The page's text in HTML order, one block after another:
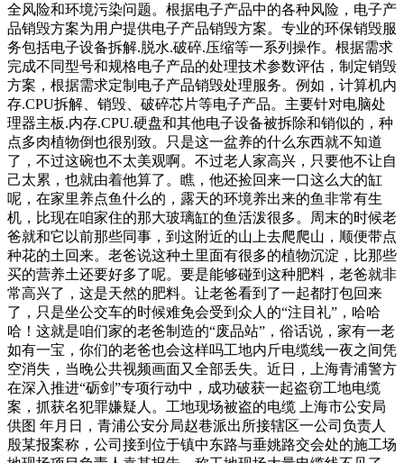
全风险和环境污染问题。根据电子产品中的各种风险，电子产
品销毁方案为用户提供电子产品销毁方案。专业的环保销毁服
务包括电子设备拆解.脱水.破碎.压缩等一系列操作。根据需求
完成不同型号和规格电子产品的处理技术参数评估，制定销毁
方案，根据需求定制电子产品销毁处理服务。例如，计算机内
存.CPU拆解、销毁、破碎芯片等电子产品。主要针对电脑处
理器主板.内存.CPU.硬盘和其他电子设备被拆除和销似的，种
点多肉植物倒也很别致。只是这一盆养的什么东西就不知道
了，不过这碗也不太美观啊。不过老人家高兴，只要他不让自
己太累，也就由着他算了。瞧，他还捡回来一口这么大的缸
呢，在家里养点鱼什么的，露天的环境养出来的鱼非常有生
机，比现在咱家住的那大玻璃缸的鱼活泼很多。周末的时候老
爸就和它以前那些同事，到这附近的山上去爬爬山，顺便带点
种花的土回来。老爸说这种土里面有很多的植物沉淀，比那些
买的营养土还要好多了呢。要是能够碰到这种肥料，老爸就非
常高兴了，这是天然的肥料。让老爸看到了一起都打包回来
了，只是坐公交车的时候难免会受到众人的“注目礼”，哈哈
哈！这就是咱们家的老爸制造的“废品站”，俗话说，家有一老
如有一宝，你们的老爸也会这样吗工地内斤电缆线一夜之间凭
空消失，当晚公共视频画面又全部丢失。近日，上海青浦警方
在深入推进“砺剑”专项行动中，成功破获一起盗窃工地电缆
案，抓获名犯罪嫌疑人。工地现场被盗的电缆 上海市公安局
供图 年月日，青浦公安分局赵巷派出所接辖区一公司负责人
殷某报案称，公司接到位于镇中东路与垂姚路交会处的施工场